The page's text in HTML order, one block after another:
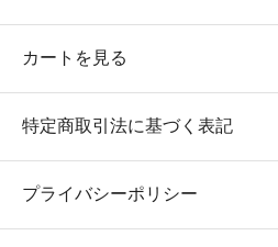
カートを見る
特定商取引法に基づく表記
プライバシーポリシー